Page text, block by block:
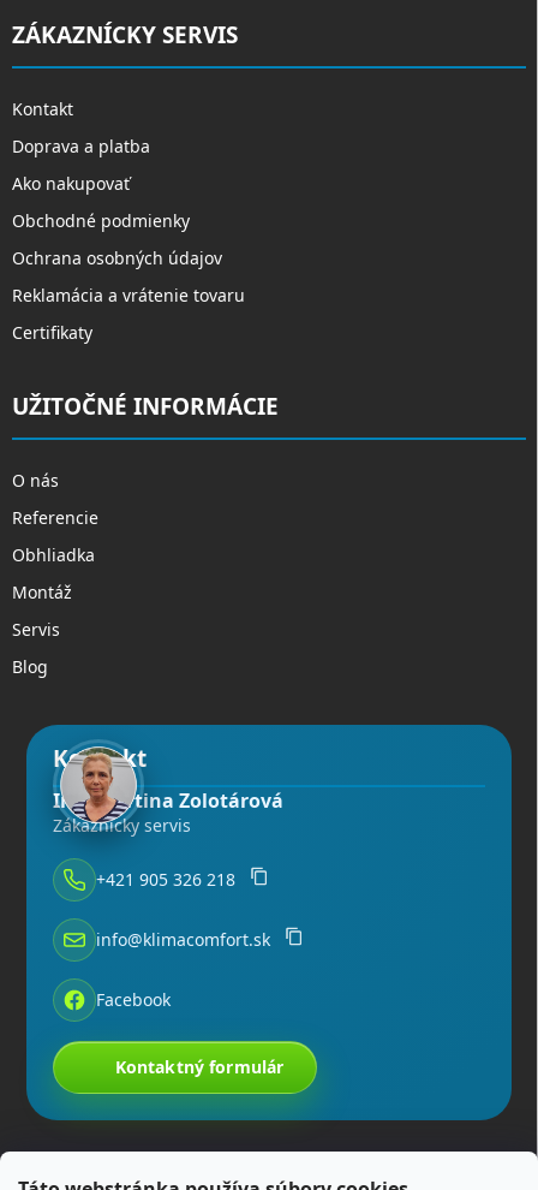
ZÁKAZNÍCKY SERVIS
Kontakt
Doprava a platba
Ako nakupovať
Obchodné podmienky
Ochrana osobných údajov
Reklamácia a vrátenie tovaru
Certifikaty
UŽITOČNÉ INFORMÁCIE
O nás
Referencie
Obhliadka
Montáž
Servis
Blog
Kontakt
Ing. Martina Zolotárová
Zákaznícky servis
+421 905 326 218
info@klimacomfort.sk
Facebook
Kontaktný formulár